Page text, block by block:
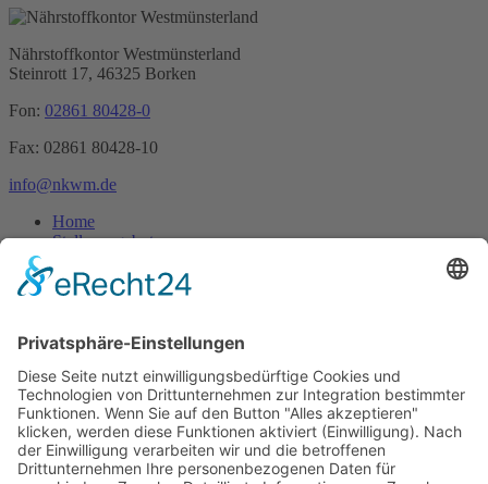
Nährstoffkontor Westmünsterland
Steinrott 17, 46325 Borken
Fon: 02861 80428-0
Fax: 02861 80428-10
info@nkwm.de
Home
Stellenangebote
Download Flyer
Suchen
Datenschutz
Produkte
Dokumentation
Technik
Transporte
Tankaufliegertransporte
Feststofftransporte